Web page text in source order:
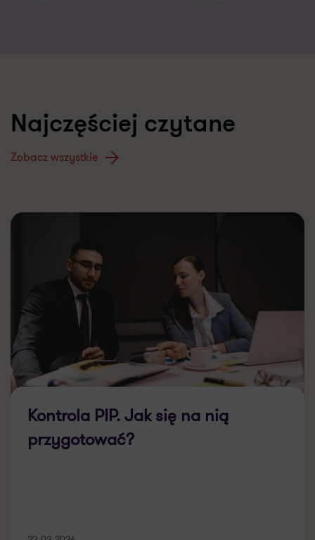
Najczęściej czytane
Zobacz wszystkie
Kontrola PIP. Jak się na nią
przygotować?